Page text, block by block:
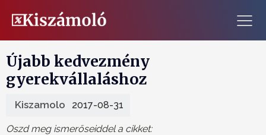
Újabb kedvezmény
gyerekvállaláshoz
Kiszamolo 2017-08-31
Oszd meg ismerőseiddel a cikket: